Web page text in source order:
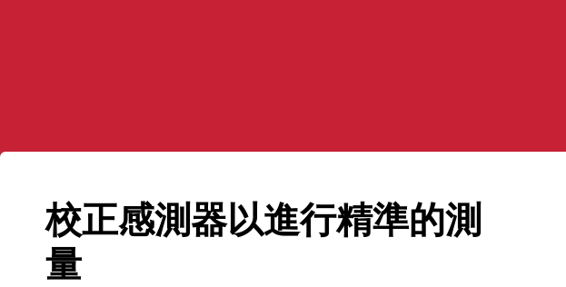
校正感測器以進行精準的測
量